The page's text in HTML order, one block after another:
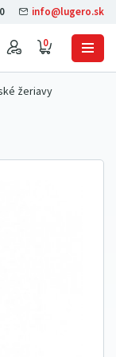
0
info@lugero.sk
žeriavy